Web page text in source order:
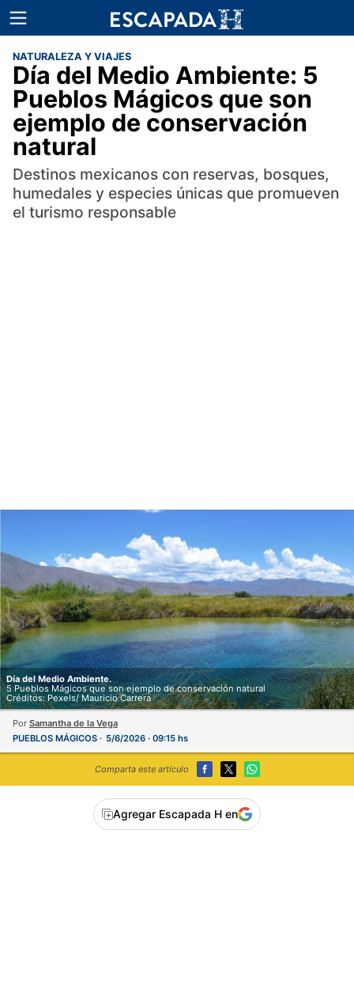
NATURALEZA Y VIAJES
Día del Medio Ambiente: 5
Pueblos Mágicos que son
ejemplo de conservación
natural
Destinos mexicanos con reservas, bosques,
humedales y especies únicas que promueven
el turismo responsable
Día del Medio Ambiente.
5 Pueblos Mágicos que son ejemplo de conservación natural
Créditos: Pexels/ Mauricio Carrera
Por Samantha de la Vega
PUEBLOS MÁGICOS
5/6/2026 · 09:15 hs
Comparta este artículo
Agregar Escapada H en